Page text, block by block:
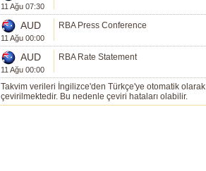
11 Ağu 07:30
AUD
11 Ağu 00:00
RBA Press Conference
AUD
11 Ağu 00:00
RBA Rate Statement
Takvim verileri İngilizce'den Türkçe'ye otomatik olarak
çevirilmektedir. Bu nedenle çeviri hataları olabilir.